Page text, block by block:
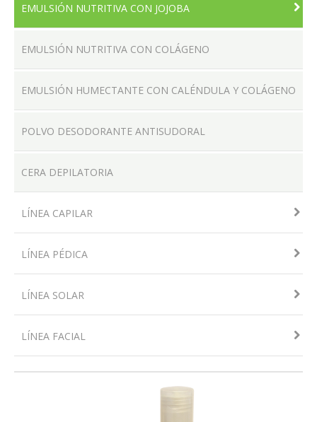
EMULSIÓN NUTRITIVA CON JOJOBA
EMULSIÓN NUTRITIVA CON COLÁGENO
EMULSIÓN HUMECTANTE CON CALÉNDULA Y COLÁGENO
POLVO DESODORANTE ANTISUDORAL
CERA DEPILATORIA
LÍNEA CAPILAR
LÍNEA PÉDICA
LÍNEA SOLAR
LÍNEA FACIAL